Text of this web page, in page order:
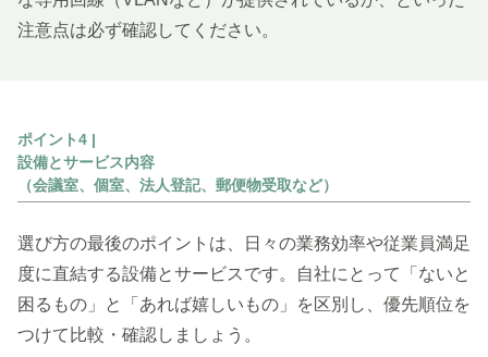
注意点は必ず確認してください。
ポイント4 |
設備とサービス内容
（会議室、個室、法人登記、郵便物受取など）
選び方の最後のポイントは、日々の業務効率や従業員満足
度に直結する設備とサービスです。自社にとって「ないと
困るもの」と「あれば嬉しいもの」を区別し、優先順位を
つけて比較・確認しましょう。